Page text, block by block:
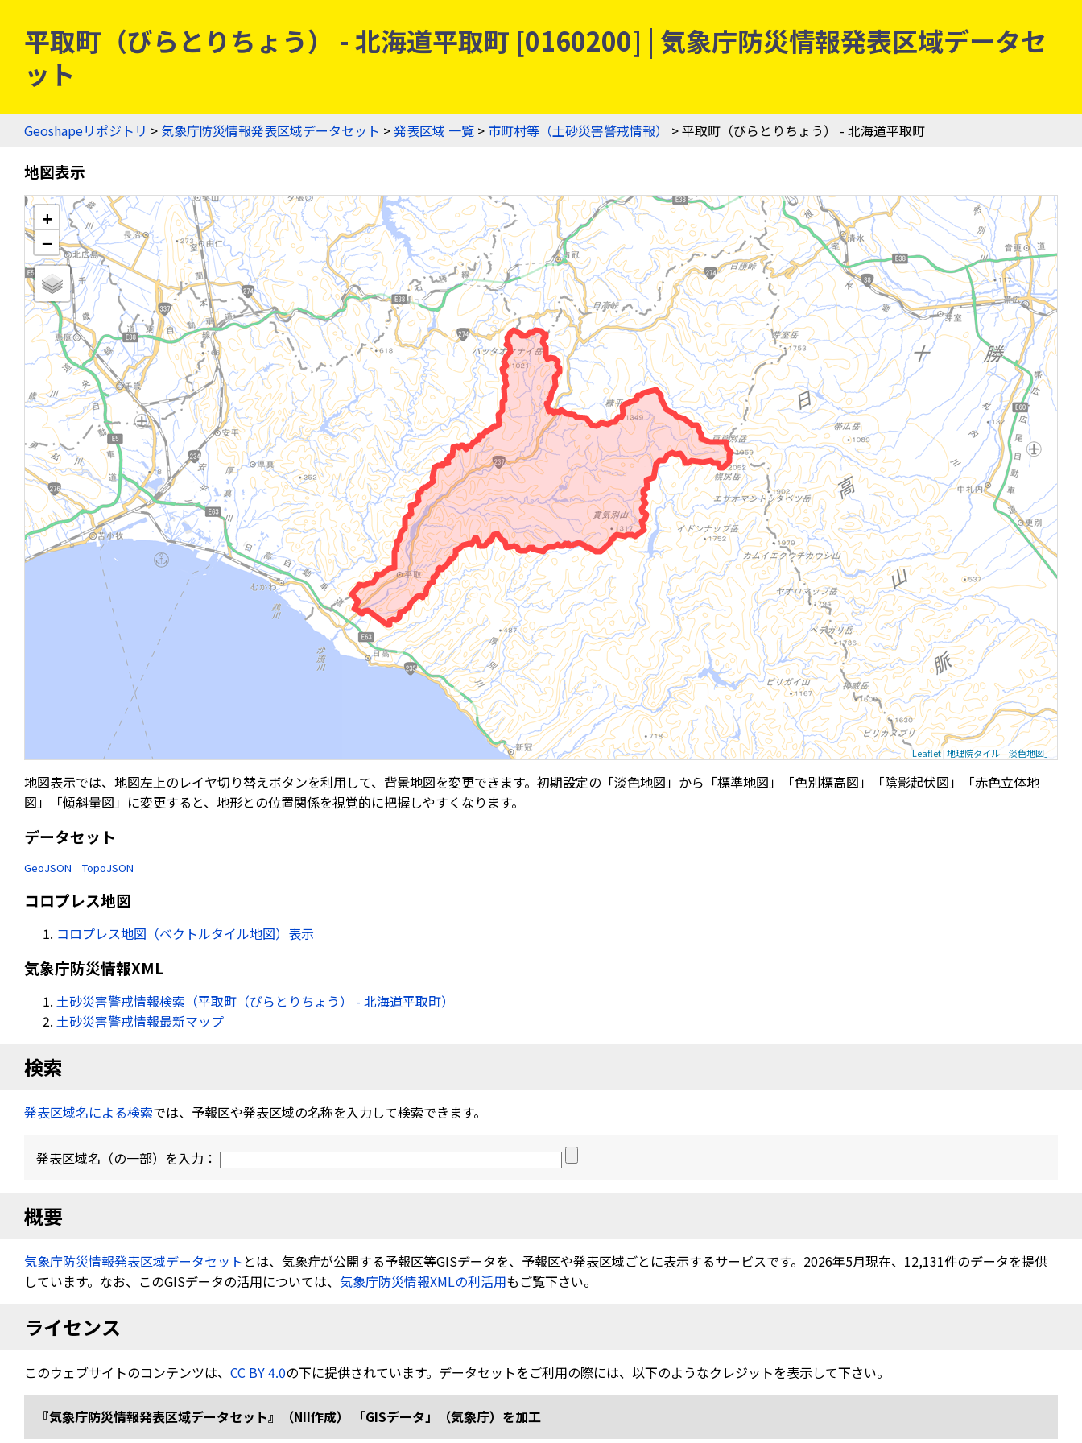
平取町（びらとりちょう） - 北海道平取町 [0160200] | 気象庁防災情報発表区域データセ
ット
Geoshapeリポジトリ >気象庁防災情報発表区域データセット >発表区域 一覧 > 市町村等（土砂災害警戒情報） > 平取町（びらとりちょう） - 北海道平取町
地図表示
+
−
Leaflet|地理院タイル「淡色地図」
地図表示では、地図左上のレイヤ切り替えボタンを利用して、背景地図を変更できます。初期設定の「淡色地図」から「標準地図」「色別標高図」「陰影起伏図」「赤色立体地
図」「傾斜量図」に変更すると、地形との位置関係を視覚的に把握しやすくなります。
データセット
GeoJSON TopoJSON
コロプレス地図
コロプレス地図（ベクトルタイル地図）表示
気象庁防災情報XML
土砂災害警戒情報検索（平取町（びらとりちょう） - 北海道平取町）
土砂災害警戒情報最新マップ
検索
発表区域名による検索では、予報区や発表区域の名称を入力して検索できます。
発表区域名（の一部）を入力：
概要
気象庁防災情報発表区域データセット とは、気象疔が公開する予報区等GISデータを、予報区や発表区域ごとに表示するサービスです。2026年5月現在、12,131件のデータを提供
しています。なお、このGISデータの活用については、 気象庁防災情報XMLの利活用もご覧下さい。
ライセンス
このウェブサイトのコンテンツは、 CC BY 4.0の下に提供されています。データセットをご利用の際には、以下のようなクレジットを表示して下さい。
『気象庁防災情報発表区域データセット』（NII作成） 「GISデータ」（気象庁）を加工